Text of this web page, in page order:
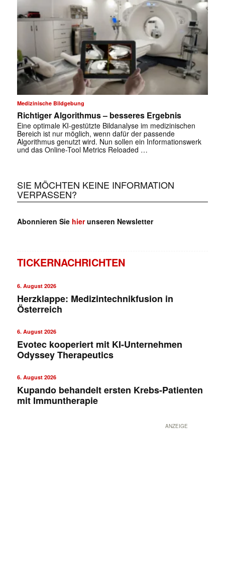
✕
Medizinische Bildgebung
Richtiger Algorithmus – besseres Ergebnis
Eine optimale KI-gestützte Bildanalyse im medizinischen
Bereich ist nur möglich, wenn dafür der passende
Algorithmus genutzt wird. Nun sollen ein Informationswerk
und das Online-Tool Metrics Reloaded …
SIE MÖCHTEN KEINE INFORMATION
VERPASSEN?
Abonnieren Sie hierunseren Newsletter
TICKERNACHRICHTEN
6. August 2026
Herzklappe: Medizintechnikfusion in
Österreich
6. August 2026
Evotec kooperiert mit KI-Unternehmen
Odyssey Therapeutics
6. August 2026
Kupando behandelt ersten Krebs-Patienten
mit Immuntherapie
ANZEIGE